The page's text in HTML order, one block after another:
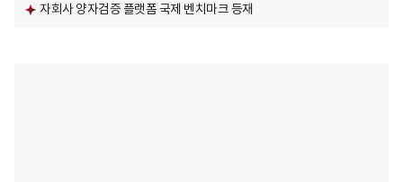
자회사 양자검증 플랫폼 국제 벤치마크 등재